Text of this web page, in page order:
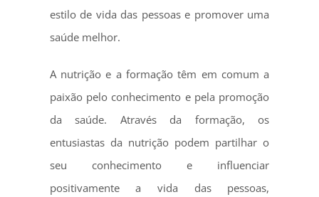
estilo de vida das pessoas e promover uma
saúde melhor.
A nutrição e a formação têm em comum a
paixão pelo conhecimento e pela promoção
da saúde. Através da formação, os
entusiastas da nutrição podem partilhar o
seu conhecimento e influenciar
positivamente a vida das pessoas,